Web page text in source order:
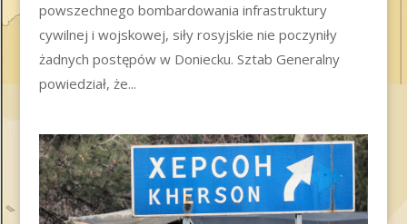
powszechnego bombardowania infrastruktury
cywilnej i wojskowej, siły rosyjskie nie poczyniły
żadnych postępów w Doniecku. Sztab Generalny
powiedział, że...